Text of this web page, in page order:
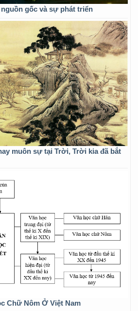
gốc và sự phát triển
muôn sự tại Trời, Trời kia đã bắt
Chữ Nôm Ở Việt Nam